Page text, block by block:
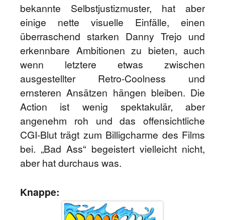
bekannte Selbstjustizmuster, hat aber
einige nette visuelle Einfälle, einen
überraschend starken Danny Trejo und
erkennbare Ambitionen zu bieten, auch
wenn letztere etwas zwischen
ausgestellter Retro-Coolness und
ernsteren Ansätzen hängen bleiben. Die
Action ist wenig spektakulär, aber
angenehm roh und das offensichtliche
CGI-Blut trägt zum Billigcharme des Films
bei. „Bad Ass“ begeistert vielleicht nicht,
aber hat durchaus was.
Knappe: